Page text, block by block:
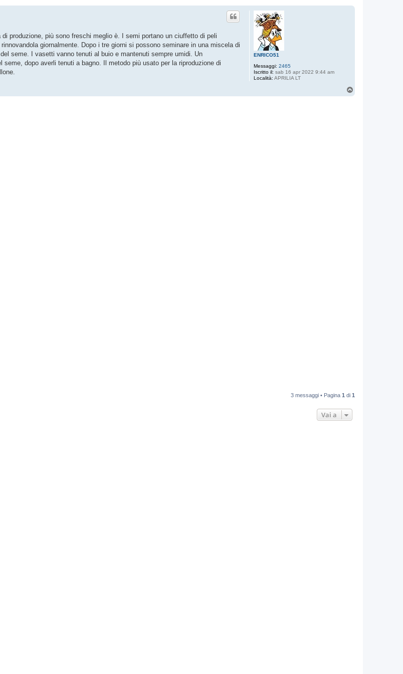
ENRICO51
Messaggi: 2465
Iscritto il: sab 16 apr 2022 9:44 am
Località: APRILIA LT
produzione, più sono freschi meglio è. I semi portano un ciuffetto di peli
giornalmente. Dopo i tre giorni si possono seminare in una miscela di
seme. I vasetti vanno tenuti al buio e mantenuti sempre umidi. Un
dopo averli tenuti a bagno. Il metodo più usato per la riproduzione di
3 messaggi • Pagina 1 di 1
Vai a